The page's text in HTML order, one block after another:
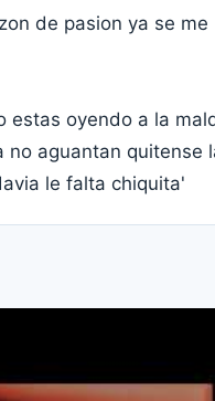
de pasion ya se me
estas oyendo a la
aguantan quitense
le falta chiquita'